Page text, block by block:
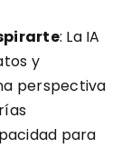
: La IA
y
perspectiva
para